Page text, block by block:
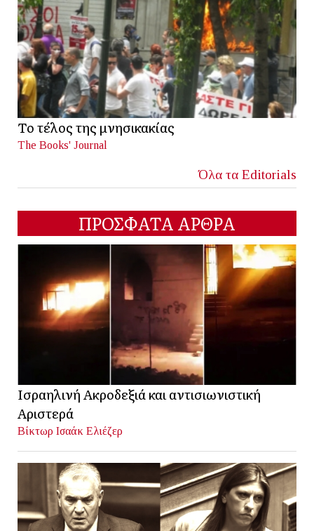
Το τέλος της μνησικακίας
The Books' Journal
Όλα τα Editorials
ΠΡΟΣΦΑΤΑ ΑΡΘΡΑ
Ισραηλινή Ακροδεξιά και αντισιωνιστική
Αριστερά
Βίκτωρ Ισαάκ Ελιέζερ